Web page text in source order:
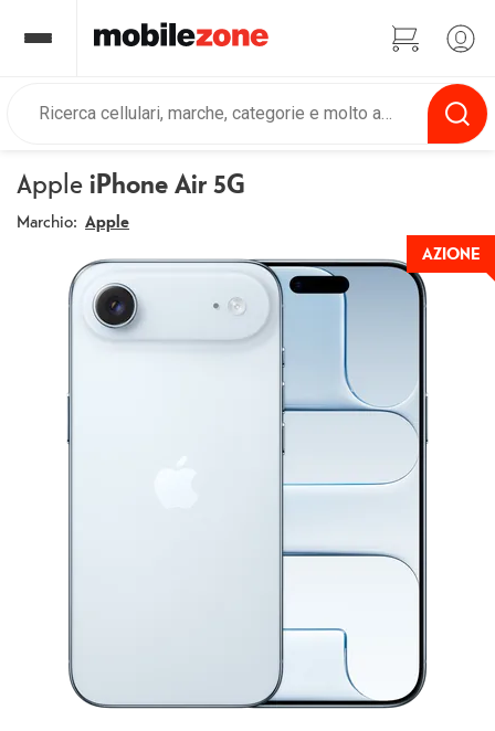
Apple iPhone Air 5G
Marchio: Apple
AZIONE